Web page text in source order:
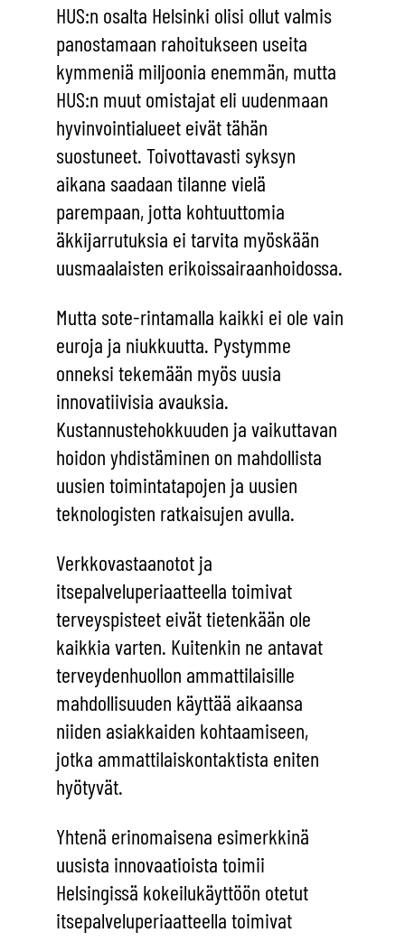
HUS:n osalta Helsinki olisi ollut valmis
panostamaan rahoitukseen useita
kymmeniä miljoonia enemmän, mutta
HUS:n muut omistajat eli uudenmaan
hyvinvointialueet eivät tähän
suostuneet. Toivottavasti syksyn
aikana saadaan tilanne vielä
parempaan, jotta kohtuuttomia
äkkijarrutuksia ei tarvita myöskään
uusmaalaisten erikoissairaanhoidossa.
Mutta sote-rintamalla kaikki ei ole vain
euroja ja niukkuutta. Pystymme
onneksi tekemään myös uusia
innovatiivisia avauksia.
Kustannustehokkuuden ja vaikuttavan
hoidon yhdistäminen on mahdollista
uusien toimintatapojen ja uusien
teknologisten ratkaisujen avulla.
Verkkovastaanotot ja
itsepalveluperiaatteella toimivat
terveyspisteet eivät tietenkään ole
kaikkia varten. Kuitenkin ne antavat
terveydenhuollon ammattilaisille
mahdollisuuden käyttää aikaansa
niiden asiakkaiden kohtaamiseen,
jotka ammattilaiskontaktista eniten
hyötyvät.
Yhtenä erinomaisena esimerkkinä
uusista innovaatioista toimii
Helsingissä kokeilukäyttöön otetut
itsepalveluperiaatteella toimivat